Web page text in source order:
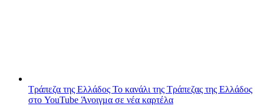
Τράπεζα της Ελλάδος Το κανάλι της Τράπεζας της Ελλάδος
στο YouTube Άνοιγμα σε νέα καρτέλα